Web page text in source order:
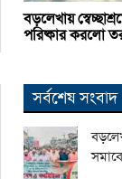
বড়লেখায়
পরিষ্কার করলো
সর্বশেষ সংবাদ